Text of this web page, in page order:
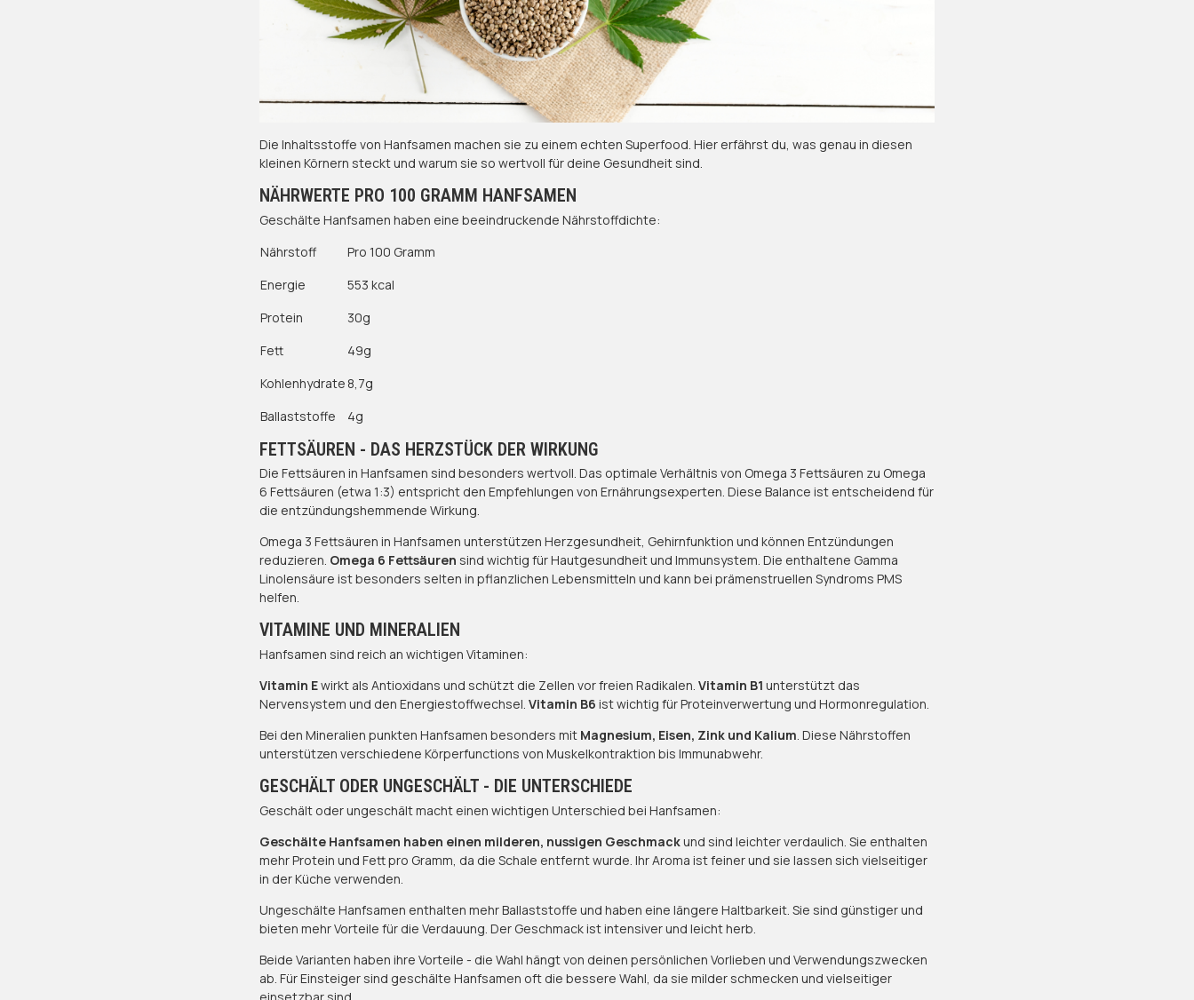
Die Inhaltsstoffe von Hanfsamen machen sie zu einem echten Superfood. Hier erfährst du, was genau in diesen
kleinen Körnern steckt und warum sie so wertvoll für deine Gesundheit sind.
NÄHRWERTE PRO 100 GRAMM HANFSAMEN
Geschälte Hanfsamen haben eine beeindruckende Nährstoffdichte:
Nährstoff
Pro 100 Gramm
Energie
553 kcal
Protein
30g
Fett
49g
Kohlenhydrate 8,7g
Ballaststoffe
4g
FETTSÄUREN - DAS HERZSTÜCK DER WIRKUNG
Die Fettsäuren in Hanfsamen sind besonders wertvoll. Das optimale Verhältnis von Omega 3 Fettsäuren zu Omega
6 Fettsäuren (etwa 1:3) entspricht den Empfehlungen von Ernährungsexperten. Diese Balance ist entscheidend für
die entzündungshemmende Wirkung.
Omega 3 Fettsäuren in Hanfsamen unterstützen Herzgesundheit, Gehirnfunktion und können Entzündungen
reduzieren. Omega 6 Fettsäuren sind wichtig für Hautgesundheit und Immunsystem. Die enthaltene Gamma
Linolensäure ist besonders selten in pflanzlichen Lebensmitteln und kann bei prämenstruellen Syndroms PMS
helfen.
VITAMINE UND MINERALIEN
Hanfsamen sind reich an wichtigen Vitaminen:
Vitamin Ewirkt als Antioxidans und schützt die Zellen vor freien Radikalen. Vitamin B1 unterstützt das
Nervensystem und den Energiestoffwechsel. Vitamin B6 ist wichtig für Proteinverwertung und Hormonregulation.
Bei den Mineralien punkten Hanfsamen besonders mit Magnesium, Eisen, Zink und Kalium. Diese Nährstoffen
unterstützen verschiedene Körperfunctions von Muskelkontraktion bis Immunabwehr.
GESCHÄLT ODER UNGESCHÄLT - DIE UNTERSCHIEDE
Geschält oder ungeschält macht einen wichtigen Unterschied bei Hanfsamen:
Geschälte Hanfsamen haben einen milderen, nussigen Geschmackund sind leichter verdaulich. Sie enthalten
mehr Protein und Fett pro Gramm, da die Schale entfernt wurde. Ihr Aroma ist feiner und sie lassen sich vielseitiger
in der Küche verwenden.
Ungeschälte Hanfsamen enthalten mehr Ballaststoffe und haben eine längere Haltbarkeit. Sie sind günstiger und
bieten mehr Vorteile für die Verdauung. Der Geschmack ist intensiver und leicht herb.
Beide Varianten haben ihre Vorteile - die Wahl hängt von deinen persönlichen Vorlieben und Verwendungszwecken
ab. Für Einsteiger sind geschälte Hanfsamen oft die bessere Wahl, da sie milder schmecken und vielseitiger